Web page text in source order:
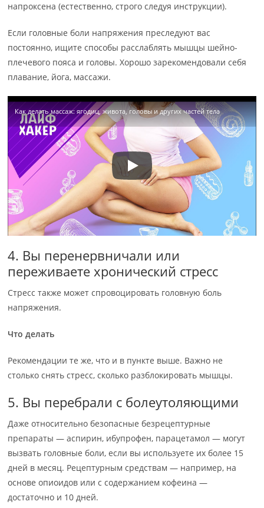
напроксена (естественно, строго следуя инструкции).
Если головные боли напряжения преследуют вас
постоянно, ищите способы расслаблять мышцы шейно-
плечевого пояса и головы. Хорошо зарекомендовали себя
плавание, йога, массажи.
Как делать массаж: ягодиц, живота, головы и других частей тела
4. Вы перенервничали или
переживаете хронический стресс
Стресс также может спровоцировать головную боль
напряжения.
Что делать
Рекомендации те же, что и в пункте выше. Важно не
столько снять стресс, сколько разблокировать мышцы.
5. Вы перебрали с болеутоляющими
Даже относительно безопасные безрецептурные
препараты — аспирин, ибупрофен, парацетамол — могут
вызвать головные боли, если вы используете их более 15
дней в месяц. Рецептурным средствам — например, на
основе опиоидов или с содержанием кофеина —
достаточно и 10 дней.